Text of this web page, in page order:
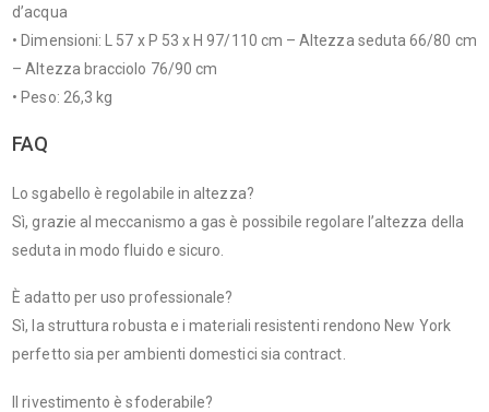
d’acqua
• Dimensioni: L 57 x P 53 x H 97/110 cm – Altezza seduta 66/80 cm
– Altezza bracciolo 76/90 cm
• Peso: 26,3 kg
FAQ
Lo sgabello è regolabile in altezza?
Sì, grazie al meccanismo a gas è possibile regolare l’altezza della
seduta in modo fluido e sicuro.
È adatto per uso professionale?
Sì, la struttura robusta e i materiali resistenti rendono New York
perfetto sia per ambienti domestici sia contract.
Il rivestimento è sfoderabile?